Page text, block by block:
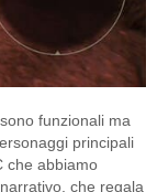
funzionali ma
principali
che abbiamo
che regala